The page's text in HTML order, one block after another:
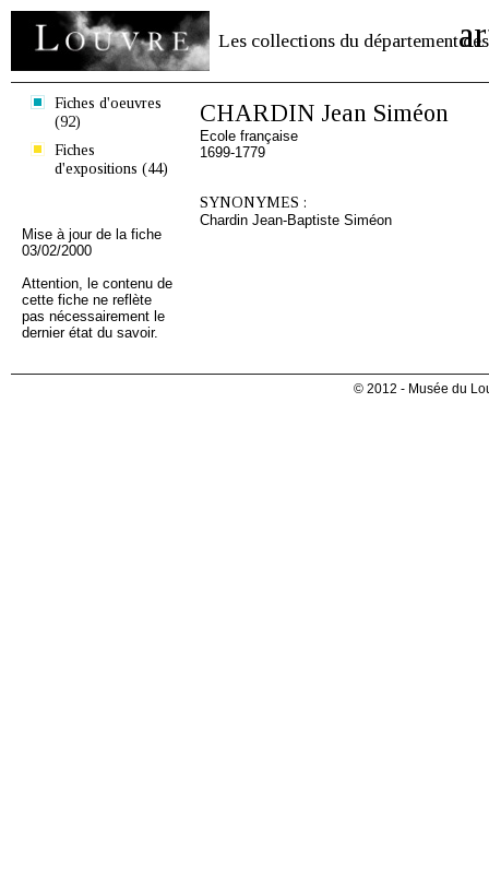
Les collections du département des
Fiches d'oeuvres
(92)
Fiches
d'expositions (44)
Mise à jour de la fiche
03/02/2000
Attention, le contenu de
cette fiche ne reflète
pas nécessairement le
dernier état du savoir.
CHARDIN Jean Siméon
Ecole française
1699-1779
SYNONYMES :
Chardin Jean-Baptiste Siméon
© 2012 - Musée du